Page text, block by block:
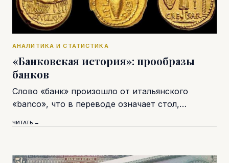
АНАЛИТИКА И СТАТИСТИКА
«Банковская история»: прообразы
банков
Слово «банк» произошло от итальянского
«banco», что в переводе означает стол,…
ЧИТАТЬ →